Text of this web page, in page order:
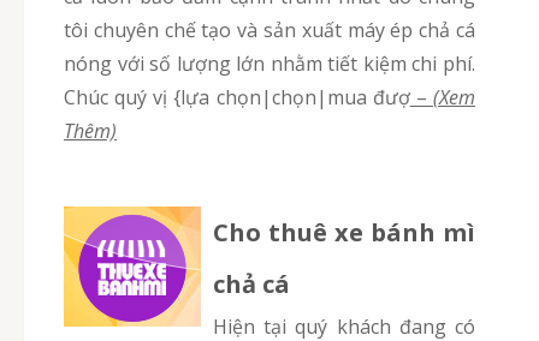
tôi chuyên chế tạo và sản xuất máy ép chả cá
nóng với số lượng lớn nhằm tiết kiệm chi phí.
Chúc quý vị {lựa chọn|chọn|mua đượ–(Xem
Thêm)
Cho thuê xe bánh mì
chả cá
Hiện tại quý khách đang có